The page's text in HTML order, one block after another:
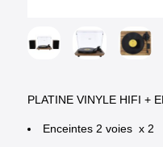
PLATINE VINYLE HIFI +
Enceintes 2 voies x 2